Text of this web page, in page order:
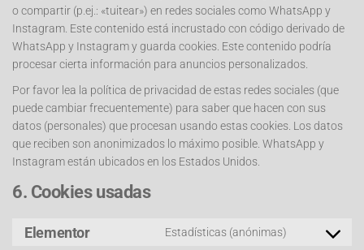
o compartir (p.ej.: «tuitear») en redes sociales como WhatsApp y
Instagram. Este contenido está incrustado con código derivado de
WhatsApp y Instagram y guarda cookies. Este contenido podría
procesar cierta información para anuncios personalizados.
Por favor lea la política de privacidad de estas redes sociales (que
puede cambiar frecuentemente) para saber que hacen con sus
datos (personales) que procesan usando estas cookies. Los datos
que reciben son anonimizados lo máximo posible. WhatsApp y
Instagram están ubicados en los Estados Unidos.
6. Cookies usadas
Elementor Estadísticas (anónimas)